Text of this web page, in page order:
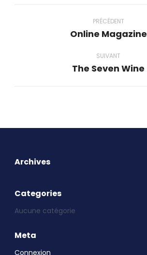
commentaire
PRÉCÉDENT
Onglet
Online Magazine
SUIVANT
Projets
The Seven Wine
Archives
Categories
Aucune catégorie
Meta
Connexion